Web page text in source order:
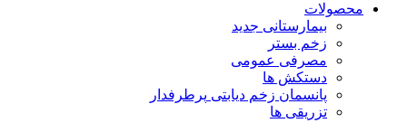
محصولات
بیمارستانی جدید
زخم بستر
مصرفی عمومی
دستکش ها
پانسمان زخم دیابتی پرطرفدار
تزریقی ها